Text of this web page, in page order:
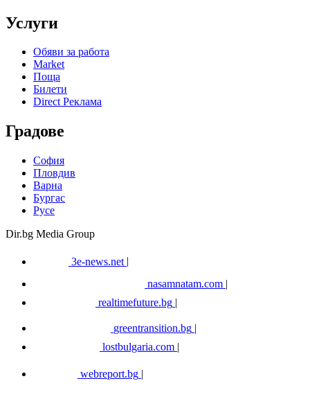
Услуги
Обяви за работа
Market
Поща
Билети
Direct Реклама
Градове
София
Пловдив
Варна
Бургас
Русе
Dir.bg Media Group
3e-news.net
nasamnatam.com |
realtimefuture.bg |
greentransition.bg |
lostbulgaria.com |
webreport.bg |